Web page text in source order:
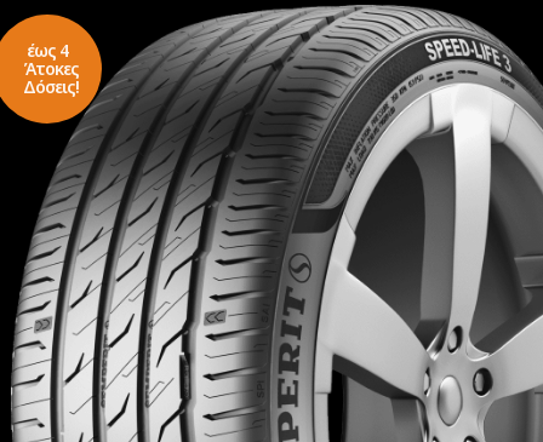
έως 4
Άτοκες
Δόσεις!